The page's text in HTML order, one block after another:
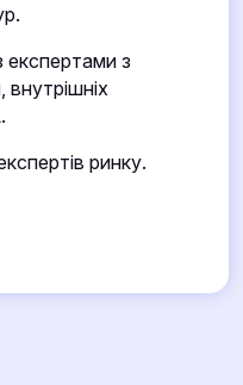
з
внутрішніх
ринку.